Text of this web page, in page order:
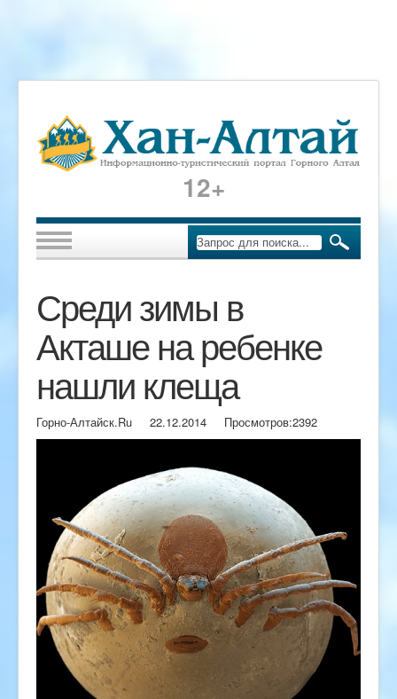
12+
Среди зимы в
Акташе на ребенке
нашли клеща
Горно-Алтайск.Ru 22.12.2014 Просмотров:2392